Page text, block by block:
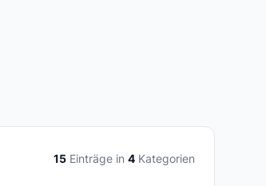
15 Einträge in 4 Kategorien